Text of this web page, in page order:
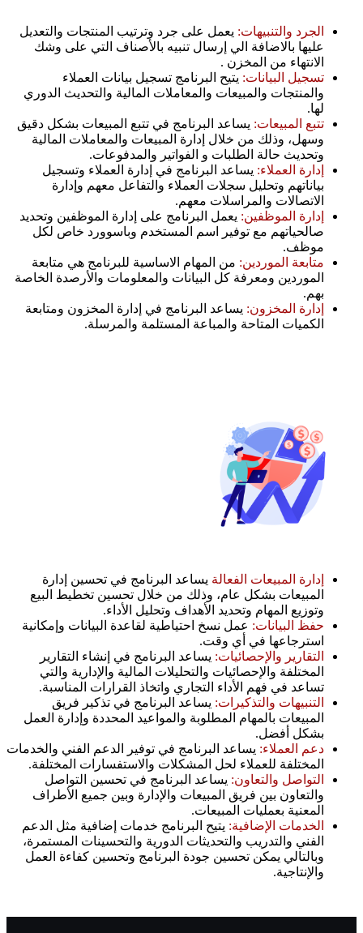
الجرد والتنبيهات: يعمل على جرد وترتيب المنتجات والتعديل
عليها بالاضافة الي إرسال تنبيه بالأصناف التي على وشك
الانتهاء من المخزن .
تسجيل البيانات: يتيح البرنامج تسجيل بيانات العملاء
والمنتجات والمبيعات والمعاملات المالية والتحديث الدوري
لها.
تتبع المبيعات: يساعد البرنامج في تتبع المبيعات بشكل دقيق
وسهل، وذلك من خلال إدارة المبيعات والمعاملات المالية
وتحديث حالة الطلبات و الفواتير والمدفوعات.
إدارة العملاء: يساعد البرنامج في إدارة العملاء وتسجيل
بياناتهم وتحليل سجلات العملاء والتفاعل معهم وإدارة
الاتصالات والمراسلات معهم.
إدارة الموظفين: يعمل البرنامج على إدارة الموظفين وتحديد
صالحياتهم مع توفير اسم المستخدم وباسوورد خاص لكل
موظف.
متابعة الموردين: من المهام الاساسية للبرنامج هي متابعة
الموردين ومعرفة كل البيانات والمعلومات والأرصدة الخاصة
بهم.
إدارة المخزون: يساعد البرنامج في إدارة المخزون ومتابعة
الكميات المتاحة والمباعة المستلمة والمرسلة.
إدارة المبيعات الفعالة يساعد البرنامج في تحسين إدارة
المبيعات بشكل عام، وذلك من خلال تحسين تخطيط البيع
وتوزيع المهام وتحديد الأهداف وتحليل الأداء.
حفظ البيانات: عمل نسخ احتياطية لقاعدة البيانات وإمكانية
استرجاعها في أي وقت.
التقارير والإحصائيات: يساعد البرنامج في إنشاء التقارير
المختلفة والإحصائيات والتحليلات المالية والإدارية والتي
تساعد في فهم الأداء التجاري واتخاذ القرارات المناسبة.
التنبيهات والتذكيرات: يساعد البرنامج في تذكير فريق
المبيعات بالمهام المطلوبة والمواعيد المحددة وإدارة العمل
بشكل أفضل.
دعم العملاء: يساعد البرنامج في توفير الدعم الفني والخدمات
المختلفة للعملاء لحل المشكلات والاستفسارات المختلفة.
التواصل والتعاون: يساعد البرنامج في تحسين التواصل
والتعاون بين فريق المبيعات والإدارة وبين جميع الأطراف
المعنية بعمليات المبيعات.
الخدمات الإضافية: يتيح البرنامج خدمات إضافية مثل الدعم
الفني والتدريب والتحديثات الدورية والتحسينات المستمرة،
وبالتالي يمكن تحسين جودة البرنامج وتحسين كفاءة العمل
والإنتاجية.